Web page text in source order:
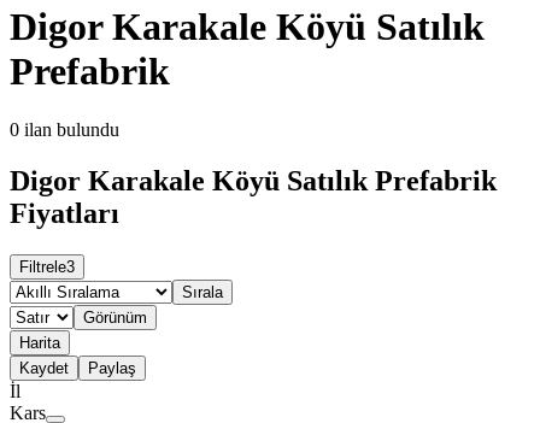
Digor Karakale Köyü Satılık
Prefabrik
0 ilan bulundu
Digor Karakale Köyü Satılık Prefabrik
Fiyatları
Filtrele3
Sırala
Görünüm
Harita
Kaydet
Paylaş
İl
Kars